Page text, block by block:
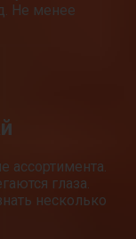
Не менее
ассортимента.
глаза.
несколько